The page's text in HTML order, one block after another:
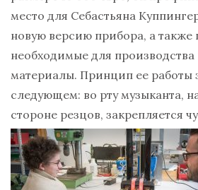
место для Себастьяна
новую версию прибора, а также
необходимые для
материалы. Принцип ее работы
следующем: во рту музыканта,
стороне резцов, закрепляется